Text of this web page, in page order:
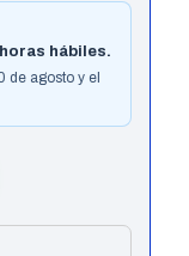
hábiles.
de agosto y el